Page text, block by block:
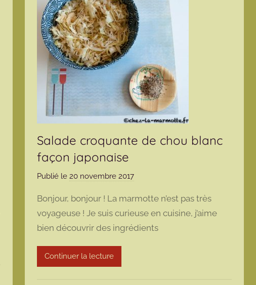
Salade croquante de chou blanc
façon japonaise
Publié le 20 novembre 2017p
r
m
a
Bonjour, bonjour ! La marmotte n’est pas très
voyageuse ! Je suis curieuse en cuisine, j’aime
bien découvrir des ingrédients
Continuer la lecture